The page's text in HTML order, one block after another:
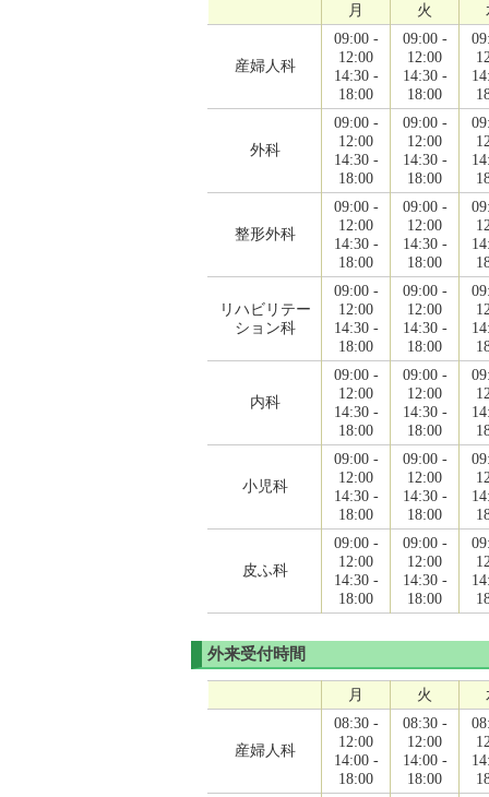
月 火
産婦人科
09:00 -
12:00
14:30 -
18:00
09:00 -
12:00
14:30 -
18:00
外科
09:00 -
12:00
14:30 -
18:00
09:00 -
12:00
14:30 -
18:00
整形外科
09:00 -
12:00
14:30 -
18:00
09:00 -
12:00
14:30 -
18:00
リハビリテー
ション科
09:00 -
12:00
14:30 -
18:00
09:00 -
12:00
14:30 -
18:00
内科
09:00 -
12:00
14:30 -
18:00
09:00 -
12:00
14:30 -
18:00
小児科
09:00 -
12:00
14:30 -
18:00
09:00 -
12:00
14:30 -
18:00
皮ふ科
09:00 -
12:00
14:30 -
18:00
09:00 -
12:00
14:30 -
18:00
外来受付時間
月 火
産婦人科
08:30 -
12:00
14:00 -
18:00
08:30 -
12:00
14:00 -
18:00